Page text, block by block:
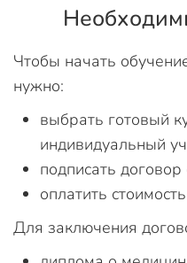
Чтобы начать
нужно:
выбрать готовый
индивидуальный
подписать
оплатить
Для заключения